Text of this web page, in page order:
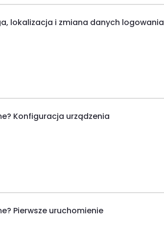
lokalizacja i zmiana danych logowania
Konfiguracja urządzenia
Pierwsze uruchomienie